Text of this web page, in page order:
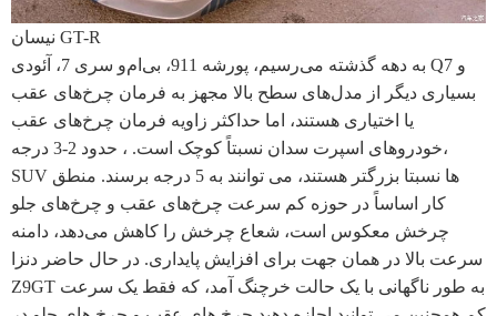
نیسان GT-R
به دهه گذشته می‌رسیم، پورشه 911، بی‌ام‌و سری 7، آئودی Q7 و
بسیاری دیگر از مدل‌های سطح بالا مجهز به فرمان چرخ‌های عقب
یا اختیاری هستند، اما حداکثر زاویه فرمان چرخ‌های عقب
خودروهای اسپرت سدان نسبتاً کوچک است. ، حدود 2-3 درجه،
SUV ها نسبتا بزرگتر هستند، می توانند به 5 درجه برسند. منطق
کار اساساً در حوزه کم سرعت چرخ‌های عقب و چرخ‌های جلو
چرخش معکوس است، شعاع چرخش را کاهش می‌دهد، دامنه
سرعت بالا در همان جهت برای افزایش پایداری. در حال حاضر دنزا
Z9GT به طور ناگهانی با یک حالت خرچنگ آمد، که فقط یک سرعت